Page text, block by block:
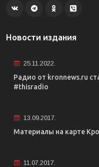
Новости издания
25.11.2022.
Радио от kronnews.ru
#thisradio
13.09.2017.
Материалы на карте
11.07.2017.